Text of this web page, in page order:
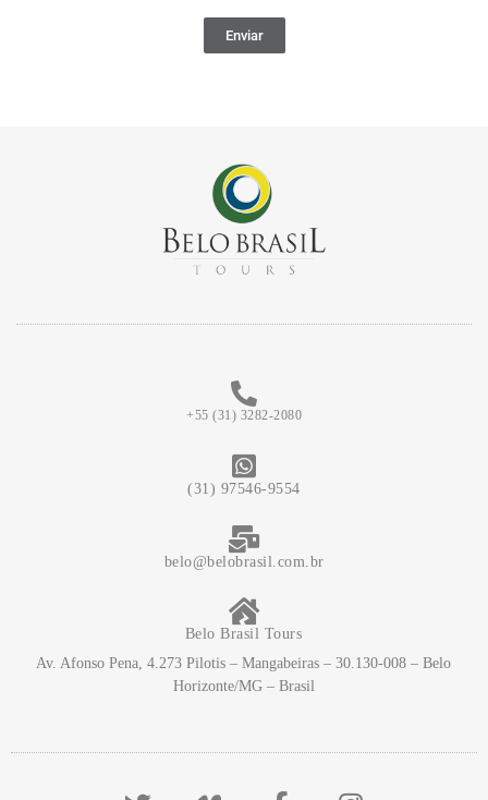
Enviar
+55 (31) 3282-2080
(31) 97546-9554
belo@belobrasil.com.br
Belo Brasil Tours
Av. Afonso Pena, 4.273 Pilotis – Mangabeiras – 30.130-008 – Belo
Horizonte/MG – Brasil